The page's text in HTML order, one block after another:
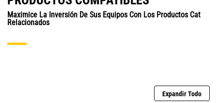
Maximice La Inversión De Sus Equipos Con Los Productos Cat
Relacionados
Expandir Todo